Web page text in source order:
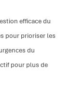
efficace du
pour prioriser les
du
pour plus de